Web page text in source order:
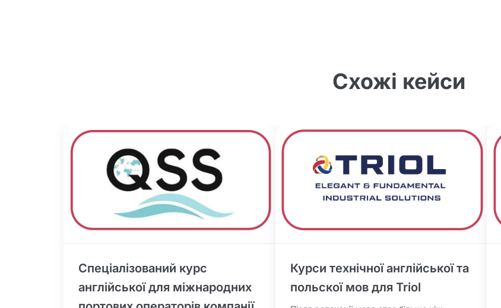
Схожі кейси
Спеціалізований курс
англійської для міжнародних
Курси технічної англійської та
польскої мов для Triol